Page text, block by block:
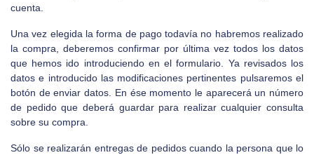
cuenta.
Una vez elegida la forma de pago todavía no habremos realizado
la compra, deberemos confirmar por última vez todos los datos
que hemos ido introduciendo en el formulario. Ya revisados los
datos e introducido las modificaciones pertinentes pulsaremos el
botón de enviar datos. En ése momento le aparecerá un número
de pedido que deberá guardar para realizar cualquier consulta
sobre su compra.
Sólo se realizarán entregas de pedidos cuando la persona que lo